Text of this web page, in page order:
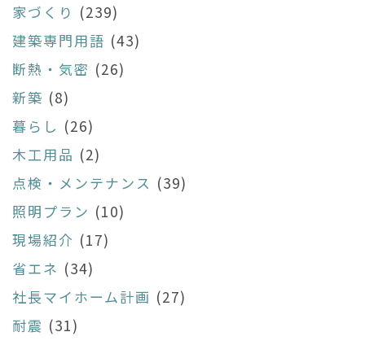
家づくり (239)
建築専門用語 (43)
断熱・気密 (26)
新築 (8)
暮らし (26)
木工用品 (2)
点検・メンテナンス (39)
照明プラン (10)
現場紹介 (17)
省エネ (34)
社長マイホーム計画 (27)
耐震 (31)